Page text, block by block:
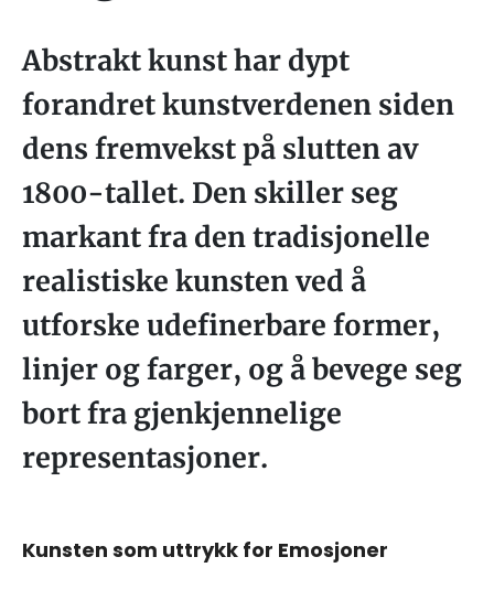
Abstrakt kunst har dypt
forandret kunstverdenen siden
dens fremvekst på slutten av
1800-tallet. Den skiller seg
markant fra den tradisjonelle
realistiske kunsten ved å
utforske udefinerbare former,
linjer og farger, og å bevege seg
bort fra gjenkjennelige
representasjoner.
Kunsten som uttrykk for Emosjoner